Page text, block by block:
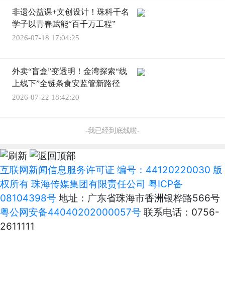
非遗公益课+文创设计！珠科千名
学子以青春赋能“百千万工程”
2026-07-18 17:04:25
外卖“盲盒”变透明！金湾探索“线
上线下”全链条食安监管新路径
2026-07-22 18:42:20
-我已经到底线啦-
互联网新闻信息服务许可证 编号：44120220030 版
权所有 珠海传媒集团有限责任公司 粤ICP备
08104398号 地址：广东省珠海市香洲银桦路566号
粤公网安备44040202000057号 联系电话：0756-
2611111